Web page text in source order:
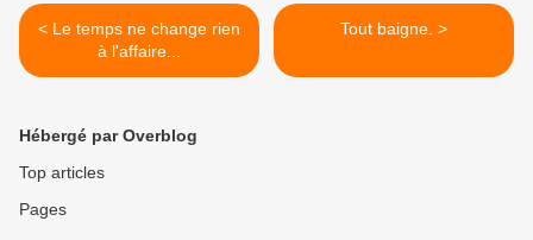
< Le temps ne change rien
à l'affaire...
Tout baigne. >
Hébergé par Overblog
Top articles
Pages